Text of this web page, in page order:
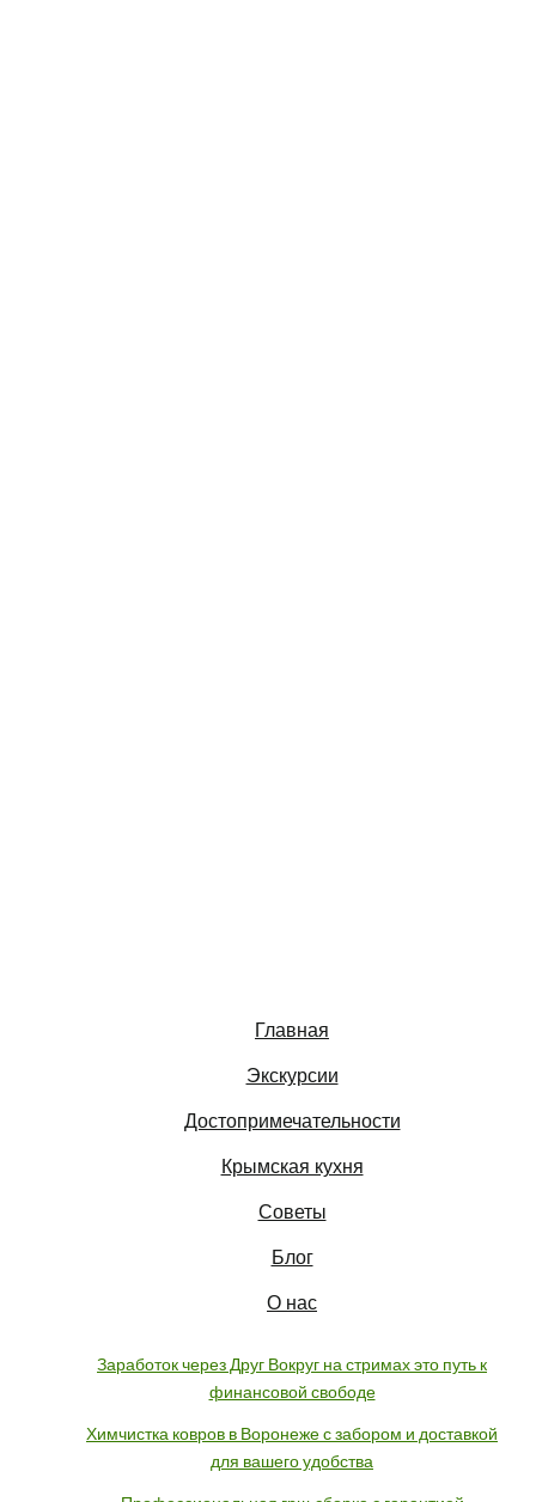
Главная
Экскурсии
Достопримечательности
Крымская кухня
Советы
Блог
О нас
Заработок через Друг Вокруг на стримах это путь к
финансовой свободе
Химчистка ковров в Воронеже с забором и доставкой
для вашего удобства